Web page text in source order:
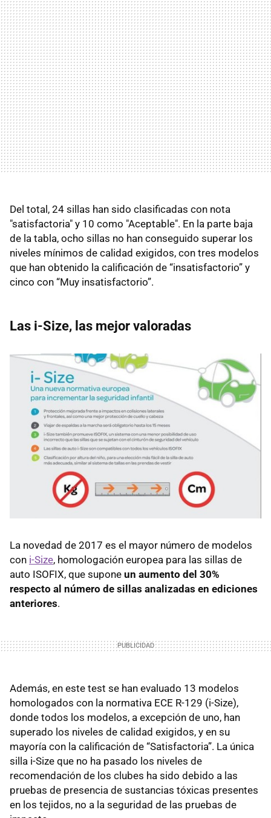
Del total, 24 sillas han sido clasificadas con nota
"satisfactoria" y 10 como "Aceptable". En la parte baja
de la tabla, ocho sillas no han conseguido superar los
niveles mínimos de calidad exigidos, con tres modelos
que han obtenido la calificación de “insatisfactorio” y
cinco con “Muy insatisfactorio”.
Las i-Size, las mejor valoradas
La novedad de 2017 es el mayor número de modelos
con i-Size, homologación europea para las sillas de
auto ISOFIX, que supone un aumento del 30%
respecto al número de sillas analizadas en ediciones
anteriores.
Además, en este test se han evaluado 13 modelos
homologados con la normativa ECE R-129 (i-Size),
donde todos los modelos, a excepción de uno, han
superado los niveles de calidad exigidos, y en su
mayoría con la calificación de “Satisfactoria”. La única
silla i-Size que no ha pasado los niveles de
recomendación de los clubes ha sido debido a las
pruebas de presencia de sustancias tóxicas presentes
en los tejidos, no a la seguridad de las pruebas de